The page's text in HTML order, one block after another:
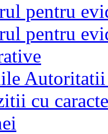
pentru
pentru
cu